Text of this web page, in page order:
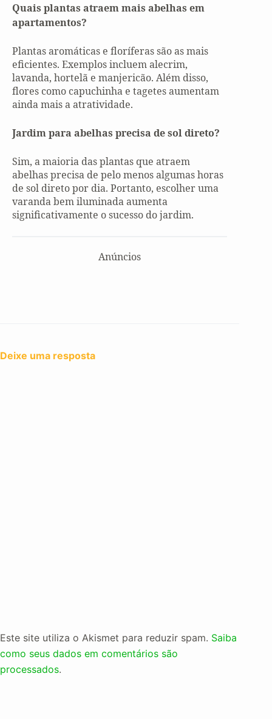
Quais plantas atraem mais abelhas em
apartamentos?
Plantas aromáticas e floríferas são as mais
eficientes. Exemplos incluem alecrim,
lavanda, hortelã e manjericão. Além disso,
flores como capuchinha e tagetes aumentam
ainda mais a atratividade.
Jardim para abelhas precisa de sol direto?
Sim, a maioria das plantas que atraem
abelhas precisa de pelo menos algumas horas
de sol direto por dia. Portanto, escolher uma
varanda bem iluminada aumenta
significativamente o sucesso do jardim.
Anúncios
Deixe uma resposta
Este site utiliza o Akismet para reduzir spam. Saiba
como seus dados em comentários são
processados.